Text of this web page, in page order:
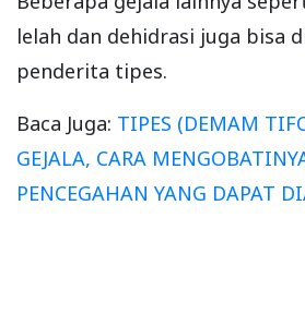
lelah dan dehidrasi juga bisa
penderita tipes.
Baca Juga: TIPES (DEMAM
GEJALA, CARA
PENCEGAHAN YANG DAPAT